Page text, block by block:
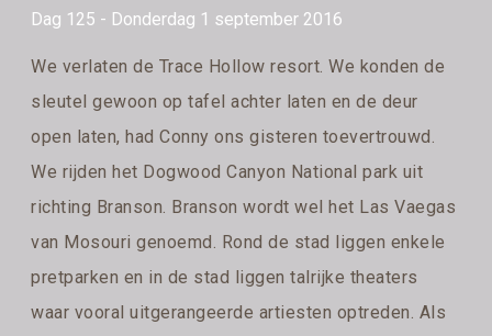
Dag 125 - Donderdag 1 september 2016
We verlaten de Trace Hollow resort. We konden de
sleutel gewoon op tafel achter laten en de deur
open laten, had Conny ons gisteren toevertrouwd.
We rijden het Dogwood Canyon National park uit
richting Branson. Branson wordt wel het Las Vaegas
van Mosouri genoemd. Rond de stad liggen enkele
pretparken en in de stad liggen talrijke theaters
waar vooral uitgerangeerde artiesten optreden. Als